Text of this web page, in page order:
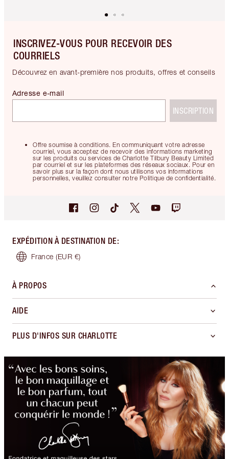
INSCRIVEZ-VOUS POUR RECEVOIR DES
COURRIELS
Découvrez en avant-première nos produits, offres et conseils
Offre soumise à conditions. En communiquant votre adresse
courriel, vous acceptez de recevoir des informations marketing
sur les produits ou services de Charlotte Tilbury Beauty Limited
par courriel et sur les plateformes des réseaux sociaux. Pour en
savoir plus sur la façon dont nous utilisons vos informations
personnelles, veuillez consulter notre Politique de confidentialité.
Adresse e-mail
INSCRIPTION
EXPÉDITION À DESTINATION DE:
France (EUR €)
À PROPOS
AIDE
PLUS D'INFOS SUR CHARLOTTE